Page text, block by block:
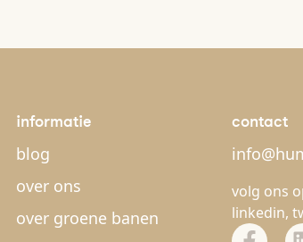
informatie
blog
over ons
over groene banen
contact
volg ons
linkedin,